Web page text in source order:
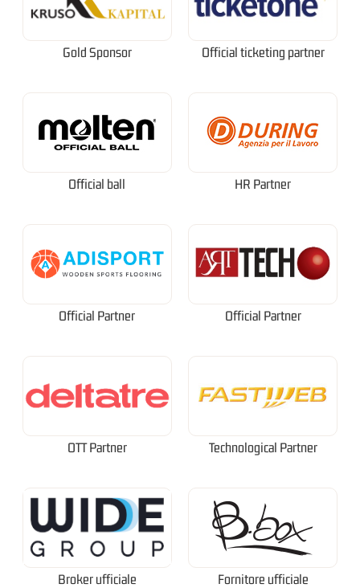
Gold Sponsor Official ticketing partner
Official ball HR Partner
Official Partner Official Partner
OTT Partner Technological Partner
Broker ufficiale Fornitore ufficiale